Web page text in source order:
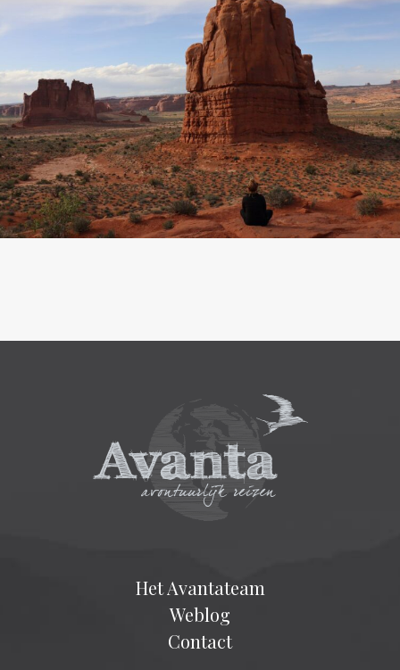
Het Avantateam
Weblog
Contact